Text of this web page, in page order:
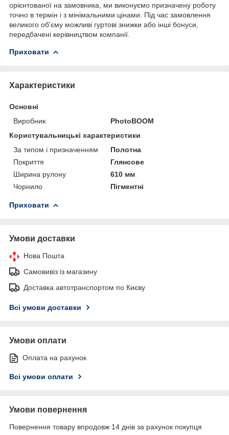
орієнтованої на замовника, ми виконуємо призначену роботу
точно в термін і з мінімальними цінами. Під час замовлення
великого об'єму можливі гуртові знижки або інші бонуси,
передбачені керівництвом компанії.
Приховати
Характеристики
Основні
Виробник
PhotoBOOM
Користувальницькі характеристики
За типом і призначенням
Полотна
Покриття
Глянсове
Ширина рулону
610 мм
Чорнило
Пігментні
Приховати
Умови доставки
Нова Пошта
Самовивіз із магазину
Доставка автотранспортом по Києву
Всі умови доставки
Умови оплати
Оплата на рахунок
Всі умови оплати
Умови повернення
Повернення товару впродовж 14 днів за рахунок покупця